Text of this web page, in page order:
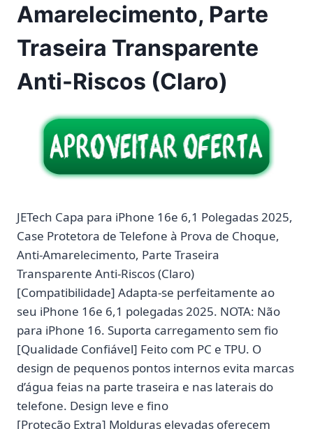
Amarelecimento, Parte
Traseira Transparente
Anti-Riscos (Claro)
JETech Capa para iPhone 16e 6,1 Polegadas 2025,
Case Protetora de Telefone à Prova de Choque,
Anti-Amarelecimento, Parte Traseira
Transparente Anti-Riscos (Claro)
[Compatibilidade] Adapta-se perfeitamente ao
seu iPhone 16e 6,1 polegadas 2025. NOTA: Não
para iPhone 16. Suporta carregamento sem fio
[Qualidade Confiável] Feito com PC e TPU. O
design de pequenos pontos internos evita marcas
d’água feias na parte traseira e nas laterais do
telefone. Design leve e fino
[Proteção Extra] Molduras elevadas oferecem